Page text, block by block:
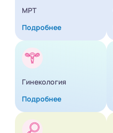
МРТ
Подробнее
Гинекология
Подробнее